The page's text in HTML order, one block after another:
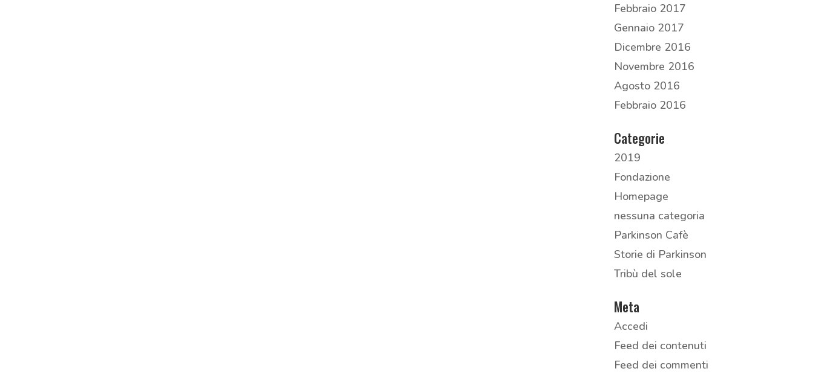
Febbraio 2017
Gennaio 2017
Dicembre 2016
Novembre 2016
Agosto 2016
Febbraio 2016
Categorie
2019
Fondazione
Homepage
nessuna categoria
Parkinson Cafè
Storie di Parkinson
Tribù del sole
Meta
Accedi
Feed dei contenuti
Feed dei commenti